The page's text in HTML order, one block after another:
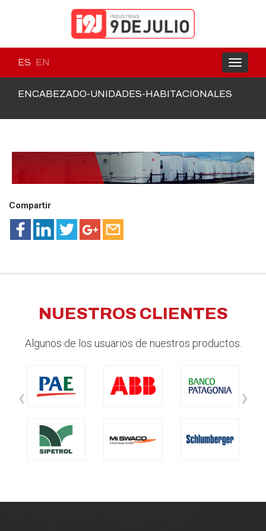
ES EN
Toggle
ENCABEZADO-UNIDADES-HABITACIONALES
Compartir
NUESTROS CLIENTES
Algunos de los usuarios de nuestros productos.
‹ ›